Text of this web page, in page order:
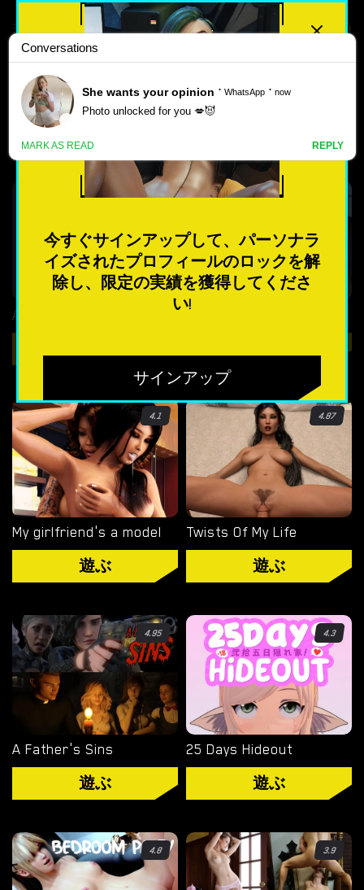
最高評価
人気のある
新しい
ポ
フリーセックスシミュレーター
無料エロゲーム
限定ゲーム
OVERWATCH WEEKEND FUCK
OVERWATCH SCHOOL DAYS
ベストチョイス
ゲイポルノゲーム
ル
ノ
ム
を
ダ
最も人気のポルノゲーム 2026
📈
4.3
Alone
4.1
My girlfriend's a model
遊ぶ
4.87
Twists Of My Life
遊ぶ
4.95
A Father's Sins
遊ぶ
4.3
25 Days Hideout
遊ぶ
4.8 3.9
今すぐサインアップして、パーソナラ
イズされたプロフィールのロックを解
除し、限定の実績を獲得してくださ
い!
サインアップ